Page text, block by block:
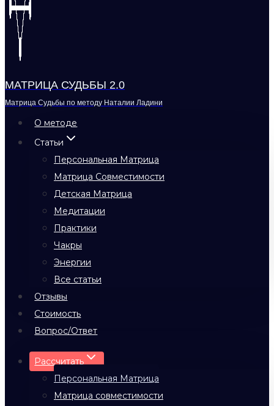
МАТРИЦА СУДЬБЫ 2.0
Матрица Судьбы по методу Наталии Ладини
О методе
Статьи
Персональная Матрица
Матрица Совместимости
Детская Матрица
Медитации
Практики
Чакры
Энергии
Все статьи
Отзывы
Стоимость
Вопрос/Ответ
Рассчитать
Персональная Матрица
Матрица совместимости